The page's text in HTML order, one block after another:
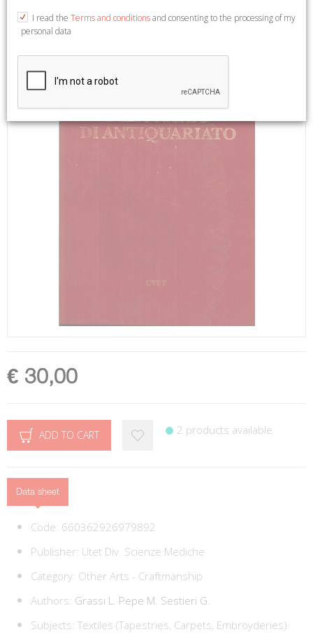
22x28,5. (Dizionario Storico-Critico di Arte e Antiquariato
dall'Antichità all'Inizio del Novecento).
€ 30,00
ADD TO CART 2 products available
Data sheet
Code: 660362926979892
Publisher: Utet Div. Scienze Mediche
Category: Other Arts - Craftmanship
Authors: Grassi L. Pepe M. Sestieri G.
Subjects: Textiles (Tapestries, Carpets, Embroyderies)
I read the Terms and conditionsand consenting to the processing of my
personal data